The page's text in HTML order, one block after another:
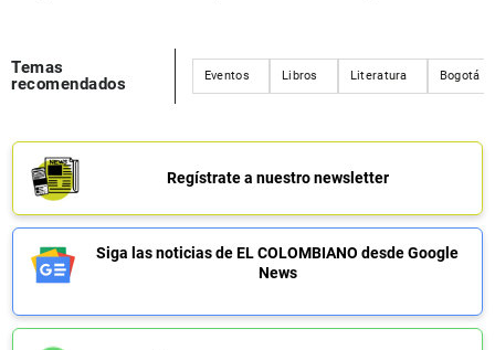
Temas
recomendados
Eventos Libros Literatura Bogotá
Regístrate a nuestro newsletter
Siga las noticias de EL COLOMBIANO desde Google
News